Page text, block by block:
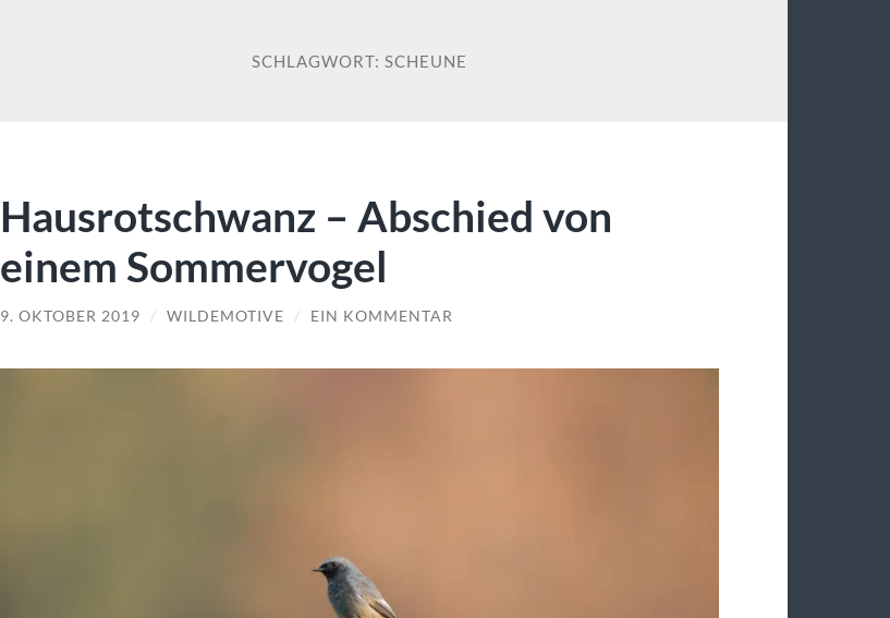
SCHLAGWORT: SCHEUNE
Hausrotschwanz – Abschied von
einem Sommervogel
9. OKTOBER 2019 / WILDEMOTIVE / EIN KOMMENTAR